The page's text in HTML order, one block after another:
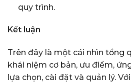
quy trình.
Kết luận
Trên đây là một cái nhìn tổng
khái niệm cơ bản, ưu điểm,
lựa chọn, cài đặt và quản lý.